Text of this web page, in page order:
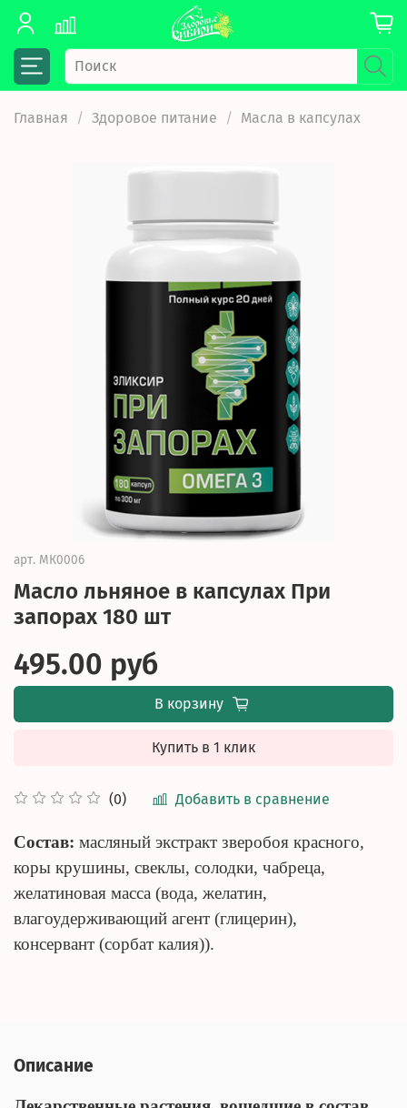
Главная Здоровое питание Масла в капсулах
арт. МК0006
Масло льняное в капсулах При
запорах 180 шт
(0) Добавить в сравнение
495.00 руб
В корзину
Купить в 1 клик
Состав: масляный экстракт зверобоя красного,
коры крушины, свеклы, солодки, чабреца,
желатиновая масса (вода, желатин,
влагоудерживающий агент (глицерин),
консервант (сорбат калия)).
Описание